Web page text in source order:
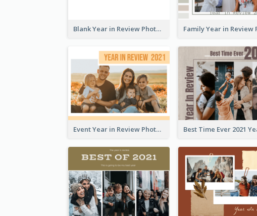
Blank Year in Review Photo Book
Event Year in Review Photo Book